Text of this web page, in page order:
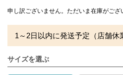
申し訳ございません。ただいま在庫がござ
1～2日以内に発送予定（店舗休
サイズを選ぶ